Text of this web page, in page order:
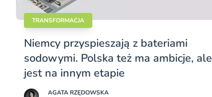
TRANSFORMACJA
Niemcy przyspieszają z bateriami
sodowymi. Polska też ma ambicje, ale
jest na innym etapie
AGATA RZĘDOWSKA